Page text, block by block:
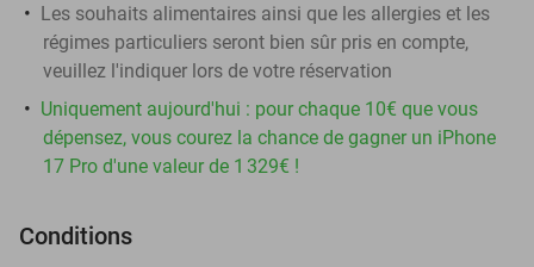
Les souhaits alimentaires ainsi que les allergies et les
régimes particuliers seront bien sûr pris en compte,
veuillez l'indiquer lors de votre réservation
Uniquement aujourd'hui : pour chaque 10€ que vous
dépensez, vous courez la chance de gagner un iPhone
17 Pro d'une valeur de 1 329€ !
Conditions